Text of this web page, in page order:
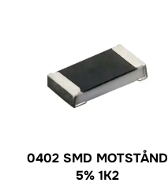
0402 SMD MOTSTÅND
5% 1K2